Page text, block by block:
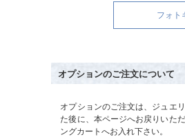
フォト
オプションのご注文について
オプションのご注文は、ジュエ
た後に、本ページへお戻りいた
ングカートへお入れ下さい。